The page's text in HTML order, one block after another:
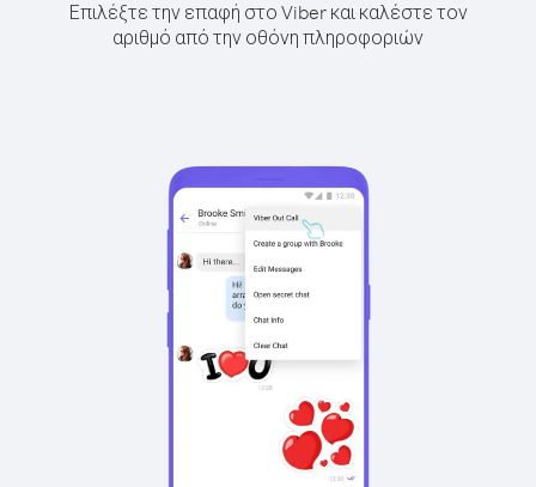
Επιλέξτε την επαφή στο Viber και καλέστε τον
αριθμό από την οθόνη πληροφοριών